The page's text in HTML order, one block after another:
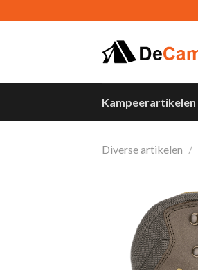
to
Kampeerartikelen
Diverse artikelen /